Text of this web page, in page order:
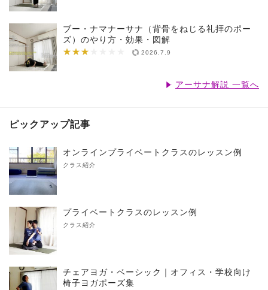
ブー・ナマナーサナ（背骨をねじる礼拝のポー
ズ）のやり方・効果・図解
★★★
★★★★★★★ 2026.7.9
アーサナ解説 一覧へ
ピックアップ記事
オンラインプライベートクラスのレッスン例
クラス紹介
プライベートクラスのレッスン例
クラス紹介
チェアヨガ・ベーシック｜オフィス・学校向け
椅子ヨガポーズ集